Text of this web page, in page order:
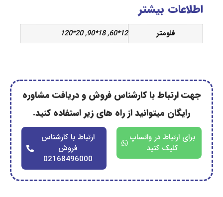
بیشتر
12*60, 18*90, 20*120
با کارشناس فروش و دریافت مشاوره
میتوانید از راه های زیر استفاده کنید.
ارتباط با کارشناس
02168496000
در واتساپ
کلیک کنید